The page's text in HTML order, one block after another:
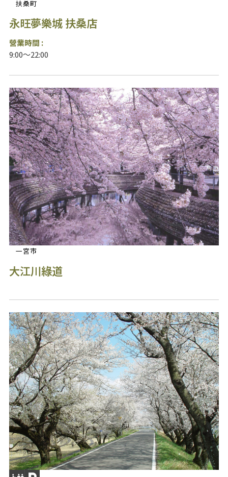
扶桑町
永旺夢樂城 扶桑店
營業時間 :
9:00～22:00
一宮市
大江川綠道